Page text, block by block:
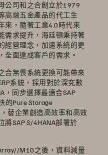
公司和之合創立於1979
高端五金產品的代工生
來，隨著工業4.0時代來
需求提升，海廷頓秉持著
經營理念，加速系統的更
全面達成客戶的需求。
合無畏系統更換可能帶來
系統，採用對於深究數
，同步選擇最適合SAP
的Pure Storage
替企業創造高效率和高效
SAP S/4HANA部署於
M10之後，資料減量